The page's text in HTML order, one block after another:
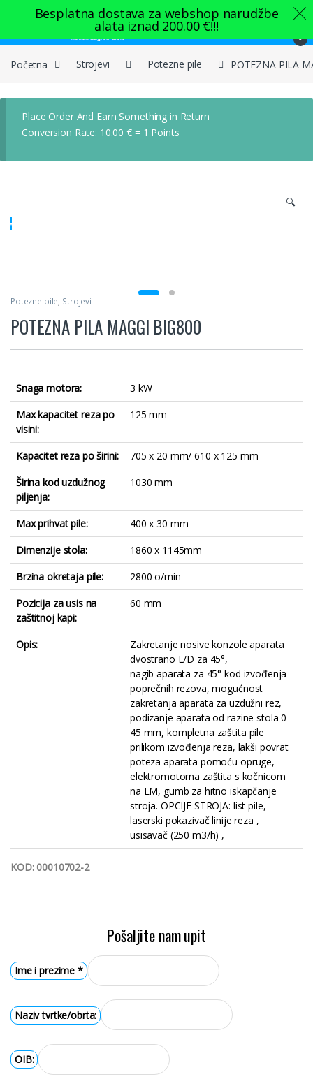
Skip to navigation
Skip to content
0
Početna Strojevi Potezne pile POTEZNA PILA
Place Order And Earn Something in Return
Conversion Rate: 10.00€= 1 Points
🔍
Potezne pile, Strojevi
POTEZNA PILA MAGGI BIG800
Snaga motora:
3 kW
Max kapacitet reza po
visini:
125 mm
Kapacitet reza po širini:
705 x 20 mm/ 610 x 125 mm
Širina kod uzdužnog
piljenja:
1030 mm
Max prihvat pile:
400 x 30 mm
Dimenzije stola:
1860 x 1145mm
Brzina okretaja pile:
2800 o/min
Pozicija za usis na
zaštitnoj kapi:
60 mm
Opis:
Zakretanje nosive konzole aparata
dvostrano L/D za 45°,
nagib aparata za 45° kod izvođenja
poprečnih rezova, mogućnost
zakretanja aparata za uzdužni rez,
podizanje aparata od razine stola 0-
45 mm, kompletna zaštita pile
prilikom izvođenja reza, lakši povrat
poteza aparata pomoću opruge,
elektromotorna zaštita s kočnicom
na EM, gumb za hitno iskapčanje
stroja. OPCIJE STROJA: list pile,
laserski pokazivač linije reza ,
usisavač (250 m3/h) ,
KOD: 00010702-2
Pošaljite nam upit
Ime i prezime*
Naziv tvrtke/obrta:
OIB:
Besplatna dostava za webshop narudžbe
alata iznad 200.00 €!!!